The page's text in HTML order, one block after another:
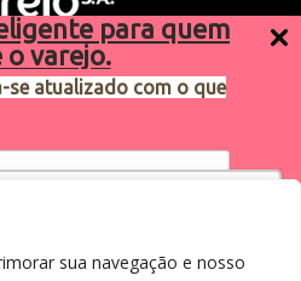
para quem
o varejo.
se atualizado com o que
comunicações.
para oferecer melhor
em nosso site e
sua navegação e nosso
de pauta